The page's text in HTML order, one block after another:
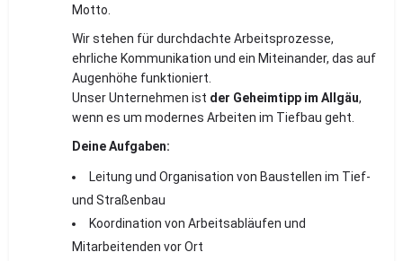
Motto.
Wir stehen für durchdachte Arbeitsprozesse,
ehrliche Kommunikation und ein Miteinander, das auf
Augenhöhe funktioniert.
Unser Unternehmen ist der Geheimtipp im Allgäu,
wenn es um modernes Arbeiten im Tiefbau geht.
Deine Aufgaben:
Leitung und Organisation von Baustellen im Tief-
und Straßenbau
Koordination von Arbeitsabläufen und
Mitarbeitenden vor Ort